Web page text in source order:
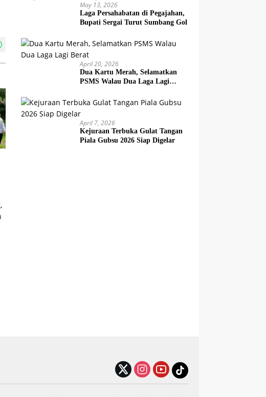
May 13, 2026
Laga Persahabatan di Pegajahan,
Bupati Sergai Turut Sumbang Gol
April 20, 2026
Dua Kartu Merah, Selamatkan
PSMS Walau Dua Laga Lagi
April 7, 2026
Kejuraan Terbuka Gulat Tangan
Piala Gubsu 2026 Siap Digelar